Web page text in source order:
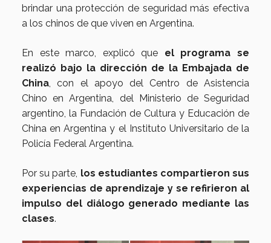
brindar una protección de seguridad más efectiva
a los chinos de que viven en Argentina.
En este marco, explicó que el programa se
realizó bajo la dirección de la Embajada de
China, con el apoyo del Centro de Asistencia
Chino en Argentina, del Ministerio de Seguridad
argentino, la Fundación de Cultura y Educación de
China en Argentina y el Instituto Universitario de la
Policía Federal Argentina.
Por su parte, los estudiantes compartieron sus
experiencias de aprendizaje y se refirieron al
impulso del diálogo generado mediante las
clases.